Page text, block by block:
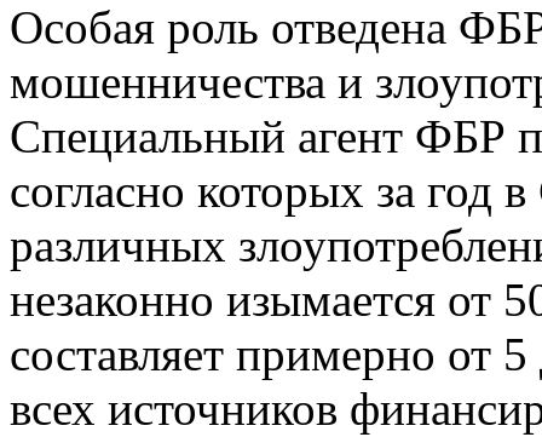
Особая роль отведена
мошенничества и
Специальный агент ФБР
согласно которых за
различных
незаконно изымается от
составляет примерно от
всех источников